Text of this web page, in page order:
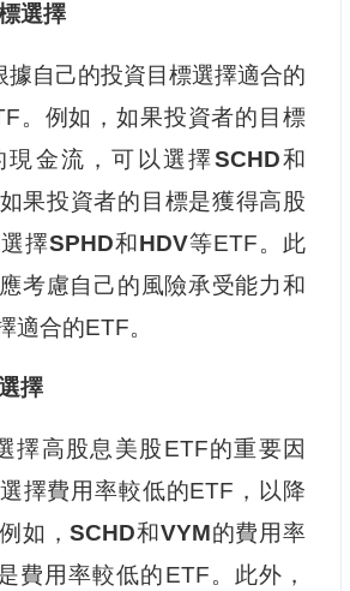
選擇
據自己的投資目標選擇適合的
。例如，如果投資者的目標
現金流，可以選擇SCHD和
果投資者的目標是獲得高股
擇SPHD和HDV等ETF。此
考慮自己的風險承受能力和
適合的ETF。
擇
擇高股息美股ETF的重要因
擇費用率較低的ETF，以降
如，SCHD和VYM的費用率
費用率較低的ETF。此外，